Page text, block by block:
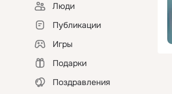
Люди
Публикации
Игры
Подарки
Поздравления